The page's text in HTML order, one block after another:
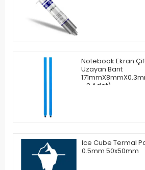
Notebook Ekran
Uzayan Bant
- 2 Adet)
Ice Cube Termal
0.5mm 50x50mm